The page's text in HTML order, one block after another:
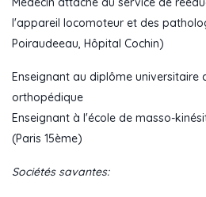
l'appareil locomoteur et des
Poiraudeeau, Hôpital Cochin)
Enseignant au diplôme universitaire
orthopédique
Enseignant à l'école de masso-
(Paris 15ème)
Sociétés savantes: